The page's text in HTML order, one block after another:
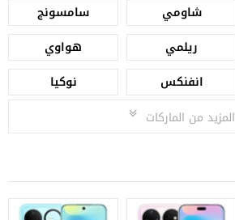
شاومي
سامسونج
ريلمي
هواوي
انفنكس
نوكيا
المزيد من الماركات